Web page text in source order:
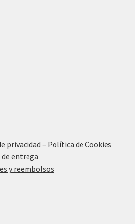
privacidad – Política de Cookies
de entrega
y reembolsos